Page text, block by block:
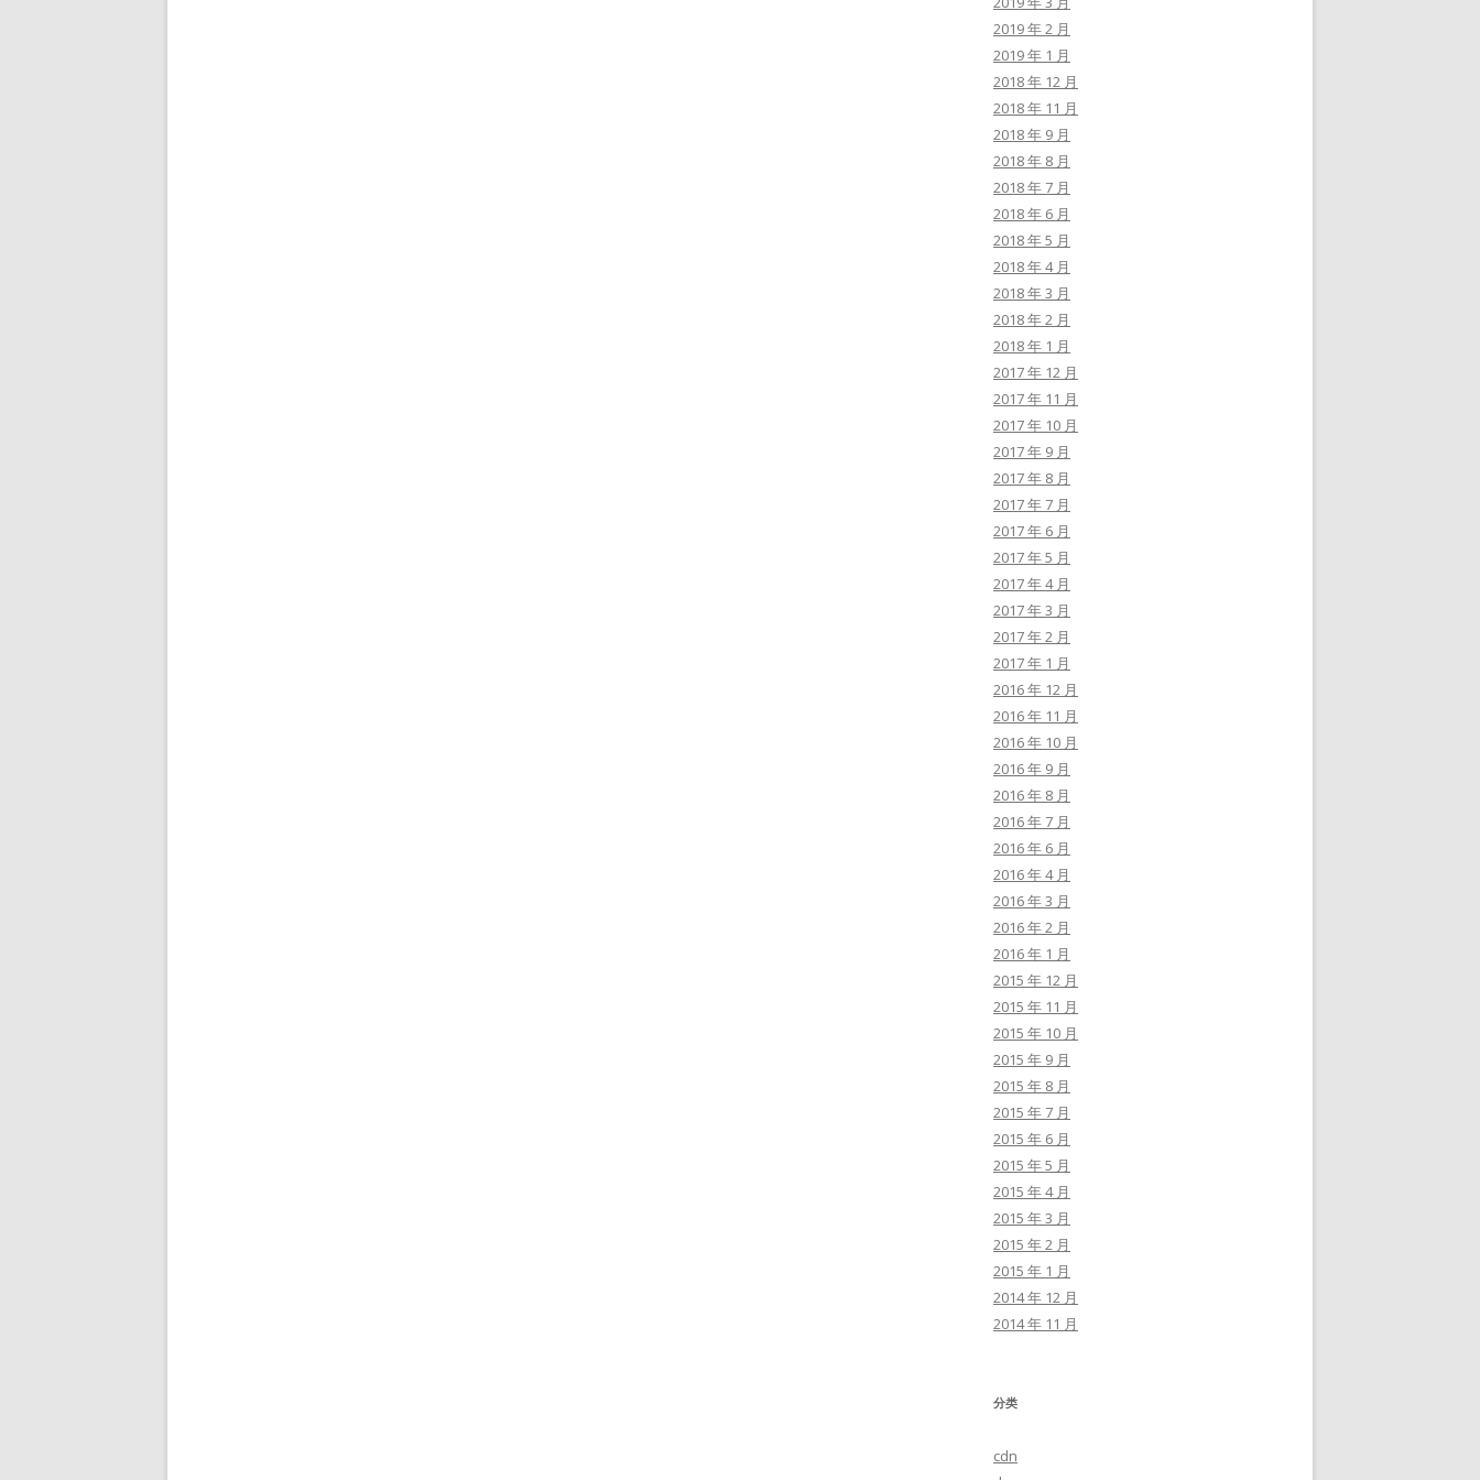
2019 年 2 月
2019 年 1 月
2018 年 12 月
2018 年 11 月
2018 年 9 月
2018 年 8 月
2018 年 7 月
2018 年 6 月
2018 年 5 月
2018 年 4 月
2018 年 3 月
2018 年 2 月
2018 年 1 月
2017 年 12 月
2017 年 11 月
2017 年 10 月
2017 年 9 月
2017 年 8 月
2017 年 7 月
2017 年 6 月
2017 年 5 月
2017 年 4 月
2017 年 3 月
2017 年 2 月
2017 年 1 月
2016 年 12 月
2016 年 11 月
2016 年 10 月
2016 年 9 月
2016 年 8 月
2016 年 7 月
2016 年 6 月
2016 年 4 月
2016 年 3 月
2016 年 2 月
2016 年 1 月
2015 年 12 月
2015 年 11 月
2015 年 10 月
2015 年 9 月
2015 年 8 月
2015 年 7 月
2015 年 6 月
2015 年 5 月
2015 年 4 月
2015 年 3 月
2015 年 2 月
2015 年 1 月
2014 年 12 月
2014 年 11 月
分类
cdn